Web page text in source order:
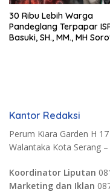
30 Ribu Lebih Warga
Pandeglang Terpapar
Basuki, SH., MM., MH
Kantor Redaksi
Perum Kiara Garden H
Walantaka Kota Serang
Koordinator Liputan
Marketing dan Iklan